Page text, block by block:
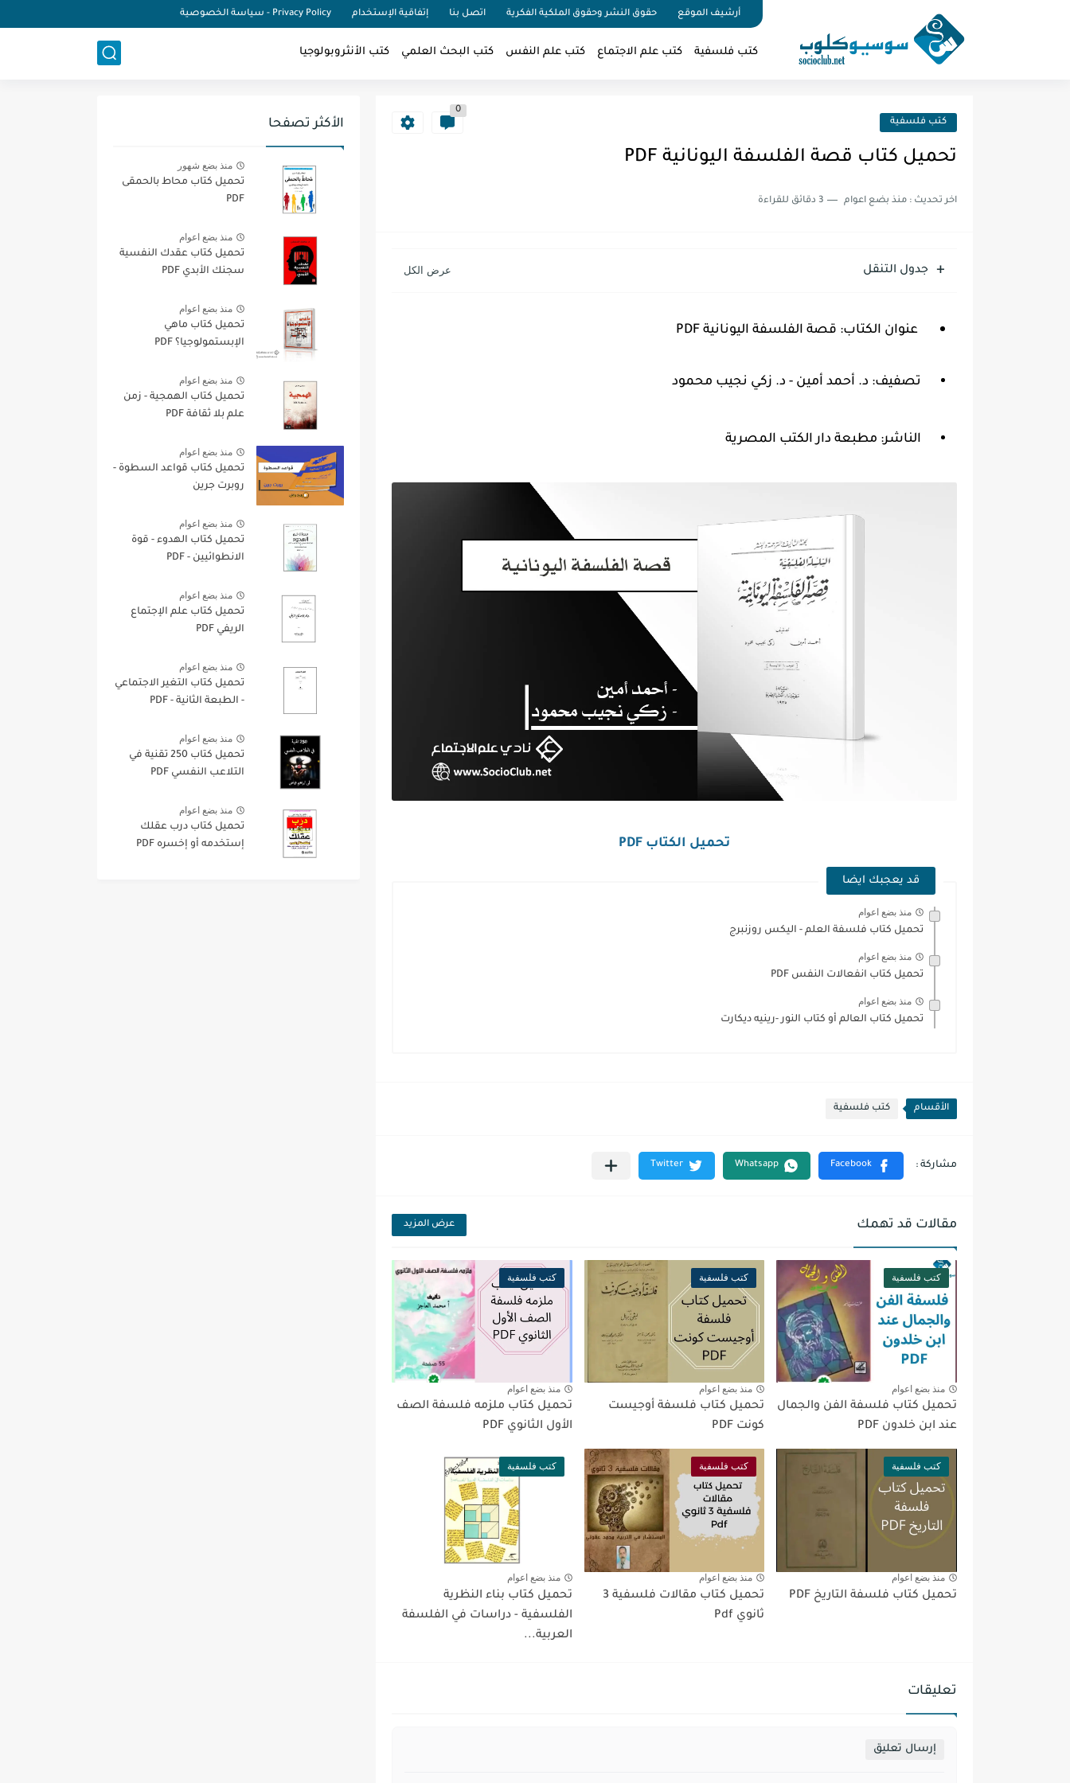
أرشيف الموقع حقوق النشر وحقوق الملكية الفكرية اتصل بنا إتفاقية الإستخدام Privacy Policy - سياسة الخصوصية
كتب فلسفية كتب علم الاجتماع كتب علم النفس كتب البحث العلمي كتب الأنثروبولوجيا
كتب فلسفية
0
تحميل كتاب قصة الفلسفة اليونانية PDF
اخر تحديث : منذ بضع اعوام 3 دقائق للقراءة
جدول التنقل
عنوان الكتاب: قصة الفلسفة اليونانية PDF
تصفيف: د. أحمد أمين - د. زكي نجيب محمود
الناشر: مطبعة دار الكتب المصرية
تحميل الكتاب PDF
قد يعجبك ايضا
منذ بضع اعوام
تحميل كتاب فلسفة العلم - اليكس روزنبرج
منذ بضع اعوام
تحميل كتاب انفعالات النفس PDF
منذ بضع اعوام
تحميل كتاب العالم أو كتاب النور -رينيه ديكارت
الأقسام كتب فلسفية
مقالات قد تهمك عرض المزيد
كتب فلسفية
منذ بضع اعوام
تحميل كتاب فلسفة الفن والجمال
عند ابن خلدون PDF
كتب فلسفية
منذ بضع اعوام
تحميل كتاب فلسفة أوجيست
كونت PDF
كتب فلسفية
منذ بضع اعوام
تحميل كتاب ملزمه فلسفة الصف
الأول الثانوي PDF
كتب فلسفية
منذ بضع اعوام
تحميل كتاب فلسفة التاريخ PDF
كتب فلسفية
منذ بضع اعوام
تحميل كتاب مقالات فلسفية 3
ثانوي Pdf
كتب فلسفية
منذ بضع اعوام
تحميل كتاب بناء النظرية
الفلسفية - دراسات في الفلسفة
العربية...
تعليقات
إرسال تعليق
الأكثر تصفحا
منذ بضع شهور
تحميل كتاب محاط بالحمقى
PDF
منذ بضع اعوام
تحميل كتاب عقدك النفسية
سجنك الأبدي PDF
منذ بضع اعوام
تحميل كتاب ماهي
الإبستمولوجيا؟ PDF
منذ بضع اعوام
تحميل كتاب الهمجية - زمن
علم بلا ثقافة PDF
منذ بضع اعوام
تحميل كتاب قواعد السطوة -
روبرت جرين
منذ بضع اعوام
تحميل كتاب الهدوء - قوة
الانطوائيين - PDF
منذ بضع اعوام
تحميل كتاب علم الإجتماع
الريفي PDF
منذ بضع اعوام
تحميل كتاب التغير الاجتماعي
- الطبعة الثانية - PDF
منذ بضع اعوام
تحميل كتاب 250 تقنية في
التلاعب النفسي PDF
منذ بضع اعوام
تحميل كتاب درب عقلك
إستخدمه أو إخسره PDF